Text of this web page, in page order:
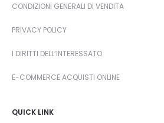
CONDIZIONI GENERALI DI VENDITA
PRIVACY POLICY
I DIRITTI DELL’INTERESSATO
E-COMMERCE ACQUISTI ONLINE
QUICK LINK